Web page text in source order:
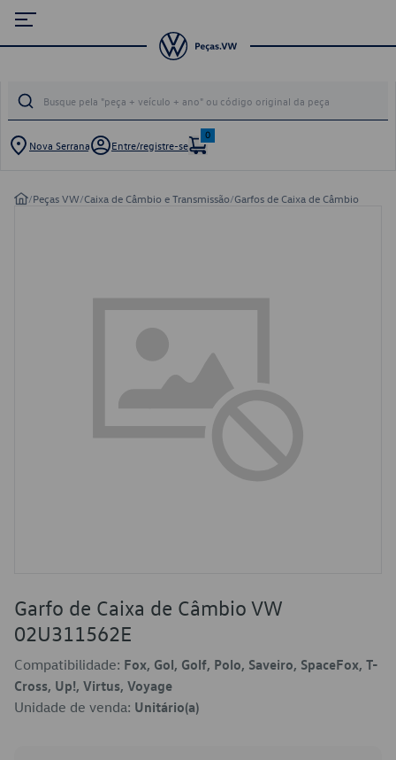
Nova Serrana Entre/registre-se
0
/Peças VW/Caixa de Câmbio e Transmissão/Garfos de Caixa de Câmbio
Garfo de Caixa de Câmbio VW
02U311562E
Compatibilidade: Fox, Gol, Golf, Polo, Saveiro, SpaceFox, T-
Cross, Up!, Virtus, Voyage
Unidade de venda: Unitário(a)